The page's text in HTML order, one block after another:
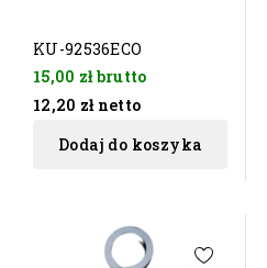
KU-92536ECO
15,00 złbrutto
12,20 zł netto
Dodaj do koszyka